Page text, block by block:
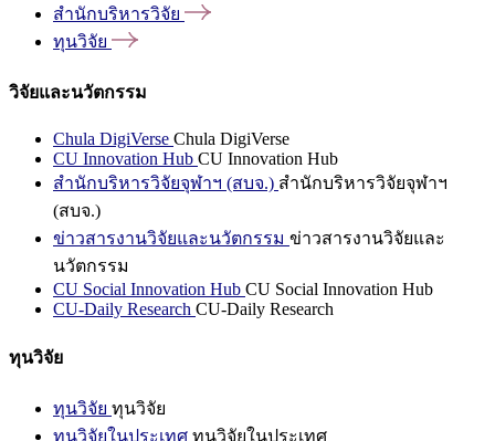
สำนักบริหารวิจัย
ทุนวิจัย
วิจัยและนวัตกรรม
Chula DigiVerse Chula DigiVerse
CU Innovation Hub CU Innovation Hub
สำนักบริหารวิจัยจุฬาฯ (สบจ.) สำนักบริหารวิจัยจุฬาฯ
(สบจ.)
ข่าวสารงานวิจัยและนวัตกรรม ข่าวสารงานวิจัยและ
นวัตกรรม
CU Social Innovation Hub CU Social Innovation Hub
CU-Daily Research CU-Daily Research
ทุนวิจัย
ทุนวิจัย ทุนวิจัย
ทุนวิจัยในประเทศ ทุนวิจัยในประเทศ